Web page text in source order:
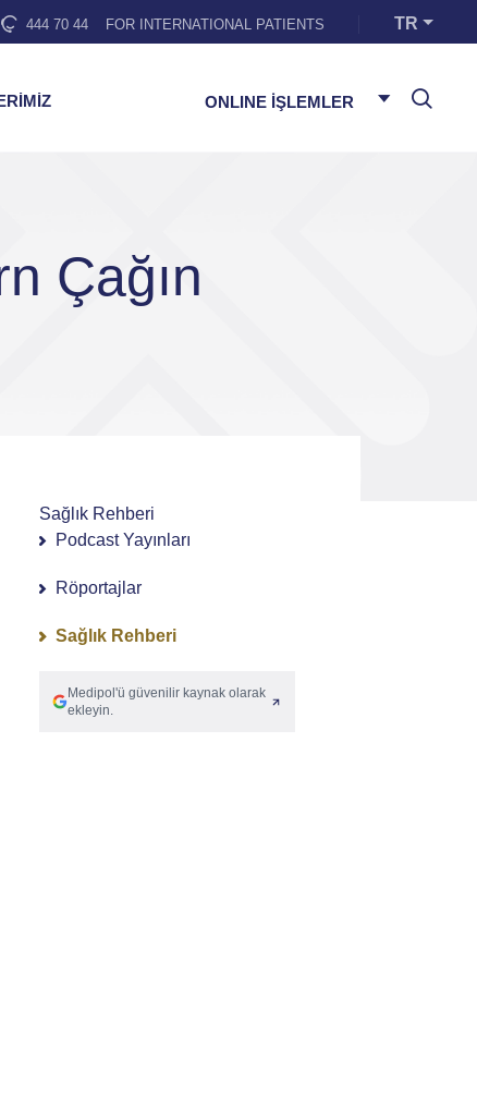
444 70 44 FOR INTERNATIONAL PATIENTS TR
ONLINE İŞLEMLER
Çağın
Sağlık Rehberi
Podcast Yayınları
Röportajlar
Sağlık Rehberi
Medipol'ü güvenilir kaynak olarak
ekleyin.